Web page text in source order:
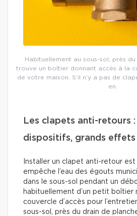
Habituellement au sous-sol, près
trouve un boîtier donnant accès à la
de votre maison. S’il n’y a pas de
en.
Les clapets anti-retours
dispositifs, grands effets
Installer un clapet anti-retour est
empêche l’eau des égouts
dans le sous-sol pendant un
habituellement d’un petit boîtier
couvercle d’accès pour
sous-sol, près du drain de